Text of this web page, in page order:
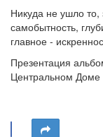
Никуда не ушло
самобытность,
главное -
Презентация
Центральном Доме